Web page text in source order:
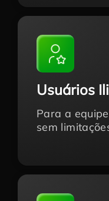
Usuários
Para a
sem